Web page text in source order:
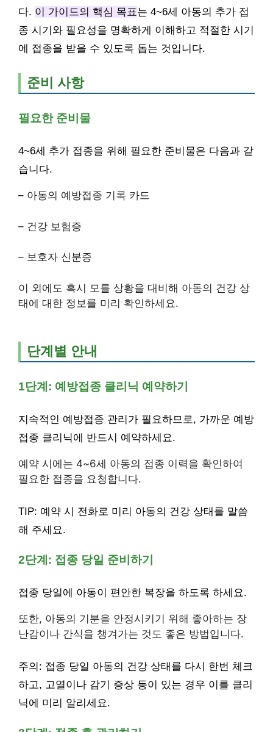
다. 이 가이드의 핵심 목표는 4~6세 아동의 추가 접
종 시기와 필요성을 명확하게 이해하고 적절한 시기
에 접종을 받을 수 있도록 돕는 것입니다.
준비 사항
필요한 준비물
4~6세 추가 접종을 위해 필요한 준비물은 다음과 같
습니다.
– 아동의 예방접종 기록 카드
– 건강 보험증
– 보호자 신분증
이 외에도 혹시 모를 상황을 대비해 아동의 건강 상
태에 대한 정보를 미리 확인하세요.
단계별 안내
1단계: 예방접종 클리닉 예약하기
지속적인 예방접종 관리가 필요하므로, 가까운 예방
접종 클리닉에 반드시 예약하세요.
예약 시에는 4~6세 아동의 접종 이력을 확인하여
필요한 접종을 요청합니다.
TIP: 예약 시 전화로 미리 아동의 건강 상태를 말씀
해 주세요.
2단계: 접종 당일 준비하기
접종 당일에 아동이 편안한 복장을 하도록 하세요.
또한, 아동의 기분을 안정시키기 위해 좋아하는 장
난감이나 간식을 챙겨가는 것도 좋은 방법입니다.
주의: 접종 당일 아동의 건강 상태를 다시 한번 체크
하고, 고열이나 감기 증상 등이 있는 경우 이를 클리
닉에 미리 알리세요.